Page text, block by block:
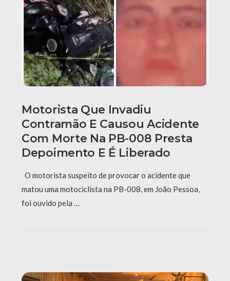
Motorista Que Invadiu
Contramão E Causou Acidente
Com Morte Na PB-008 Presta
Depoimento E É Liberado
O motorista suspeito de provocar o acidente que
matou uma motociclista na PB-008, em João Pessoa,
foi ouvido pela …